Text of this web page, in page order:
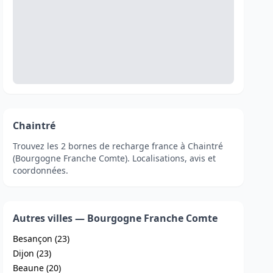
Chaintré
Trouvez les 2 bornes de recharge france à Chaintré
(Bourgogne Franche Comte). Localisations, avis et
coordonnées.
Autres villes — Bourgogne Franche Comte
Besançon (23)
Dijon (23)
Beaune (20)